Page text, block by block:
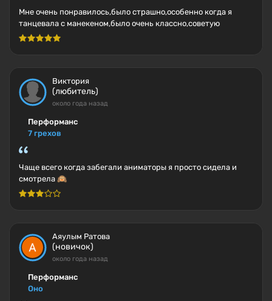
Мне очень понравилось,было страшно,особенно когда я
танцевала с манекеном,было очень классно,советую
Виктория
(любитель)
около года назад
Перформанс
7 грехов
Чаще всего когда забегали аниматоры я просто сидела и
смотрела 🙉
Аяулым Ратова
(новичок)
около года назад
Перформанс
Оно